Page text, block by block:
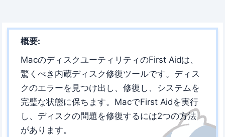
概要:
MacのディスクユーティリティのFirst Aidは、
驚くべき内蔵ディスク修復ツールです。ディス
クのエラーを見つけ出し、修復し、システムを
完璧な状態に保ちます。MacでFirst Aidを実行
し、ディスクの問題を修復するには2つの方法
があります。